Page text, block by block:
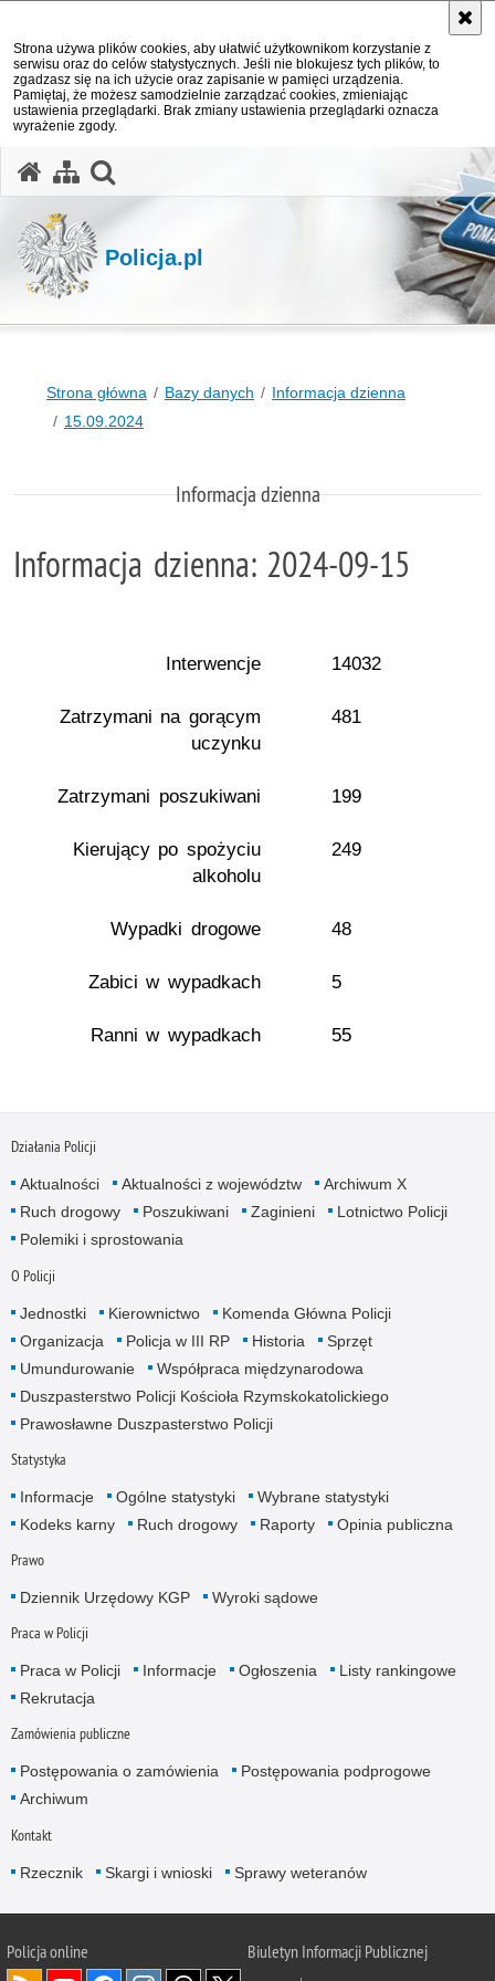
Strona używa plików cookies, aby ułatwić użytkownikom korzystanie z
serwisu oraz do celów statystycznych. Jeśli nie blokujesz tych plików, to
zgadzasz się na ich użycie oraz zapisanie w pamięci urządzenia.
Pamiętaj, że możesz samodzielnie zarządzać cookies, zmieniając
ustawienia przeglądarki. Brak zmiany ustawienia przeglądarki oznacza
wyrażenie zgody.
Policja.pl
Strona główna Bazy danych
Informacja dzienna
15.09.2024
Informacja dzienna
Informacja dzienna: 2024-09-15
Interwencje 14032
Zatrzymani na gorącym
uczynku
481
Zatrzymani poszukiwani 199
Kierujący po spożyciu
alkoholu
249
Wypadki drogowe 48
Zabici w wypadkach 5
Ranni w wypadkach 55
Działania Policji
Aktualności Aktualności z województw
Archiwum X
Ruch drogowy
Poszukiwani Zaginieni
Lotnictwo Policji
Polemiki i sprostowania
O Policji
Jednostki Kierownictwo
Komenda Główna Policji
Organizacja
Policja w III RP Historia
Sprzęt
Umundurowanie
Współpraca międzynarodowa
Duszpasterstwo Policji Kościoła Rzymskokatolickiego
Prawosławne Duszpasterstwo Policji
Statystyka
Informacje Ogólne statystyki
Wybrane statystyki
Kodeks karny
Ruch drogowy Raporty Opinia publiczna
Prawo
Dziennik Urzędowy KGP Wyroki sądowe
Praca w Policji
Praca w Policji Informacje Ogłoszenia
Listy rankingowe
Rekrutacja
Zamówienia publiczne
Postępowania o zamówienia
Postępowania podprogowe
Archiwum
Kontakt
Rzecznik Skargi i wnioski Sprawy weteranów
Policjaonline
Biuletyn Informacji Publicznej